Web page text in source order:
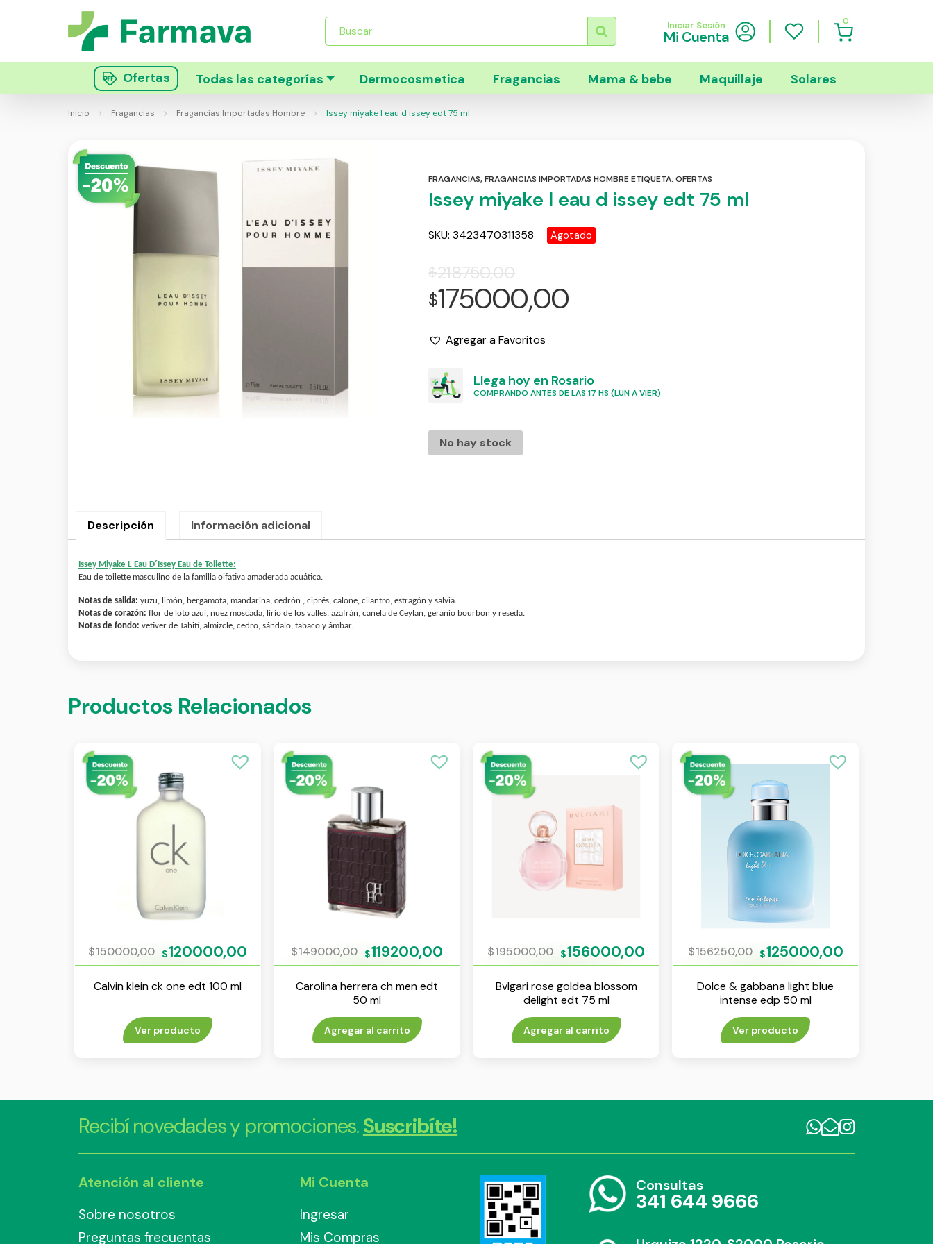
Búsqueda
productos
Iniciar Sesión
Mi Cuenta
0
Ofertas Todas las categorías Dermocosmetica Fragancias Mama & bebe Maquillaje Solares
Inicio Fragancias Fragancias Importadas Hombre Issey miyake l eau d issey edt 75 ml
FRAGANCIAS,FRAGANCIAS IMPORTADAS HOMBRE ETIQUETA:OFERTAS
Issey miyake l eau d issey edt 75 ml
SKU:3423470311358 Agotado
$218750,00
$175000,00
Agregar a Favoritos
Llega hoy en Rosario
COMPRANDO ANTES DE LAS 17 HS (LUN A VIER)
No hay stock
Descripción Información adicional
Issey Miyake L Eau D´Issey Eau de Toilette:
Eau de toilette masculino de la familia olfativa amaderada acuática.
Notas de salida: yuzu, limón, bergamota, mandarina, cedrón , ciprés, calone, cilantro, estragón y salvia.
Notas de corazón: flor de loto azul, nuez moscada, lirio de los valles, azafrán, canela de Ceylan, geranio bourbon y reseda.
Notas de fondo: vetiver de Tahití, almizcle, cedro, sándalo, tabaco y ámbar.
Productos Relacionados
$150000,00 $120000,00
Calvin klein ck one edt 100 ml
Ver producto
$149000,00 $119200,00
Carolina herrera ch men edt
50 ml
Agregar al carrito
$195000,00 $156000,00
Bvlgari rose goldea blossom
delight edt 75 ml
Agregar al carrito
$156250,00 $125000,00
Dolce & gabbana light blue
intense edp 50 ml
Ver producto
Recibí novedades y promociones.Suscribíte!
Atención al cliente
Sobre nosotros
Preguntas frecuentas
Mi Cuenta
Ingresar
Mis Compras
Consultas
341 644 9666